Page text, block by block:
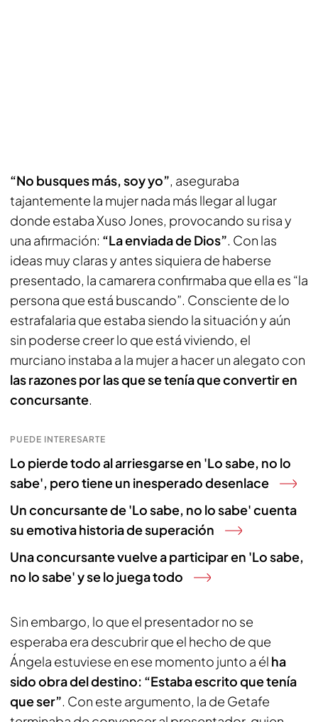
“No busques más, soy yo”, aseguraba
tajantemente la mujer nada más llegar al lugar
donde estaba Xuso Jones, provocando su risa y
una afirmación: “La enviada de Dios”. Con las
ideas muy claras y antes siquiera de haberse
presentado, la camarera confirmaba que ella es “la
persona que está buscando”. Consciente de lo
estrafalaria que estaba siendo la situación y aún
sin poderse creer lo que está viviendo, el
murciano instaba a la mujer a hacer un alegato con
las razones por las que se tenía que convertir en
concursante.
PUEDE INTERESARTE
Lo pierde todo al arriesgarse en 'Lo sabe, no lo
sabe', pero tiene un inesperado desenlace
Un concursante de 'Lo sabe, no lo sabe' cuenta
su emotiva historia de superación
Una concursante vuelve a participar en 'Lo sabe,
no lo sabe' y se lo juega todo
Sin embargo, lo que el presentador no se
esperaba era descubrir que el hecho de que
Ángela estuviese en ese momento junto a él ha
sido obra del destino: “Estaba escrito que tenía
que ser”. Con este argumento, la de Getafe